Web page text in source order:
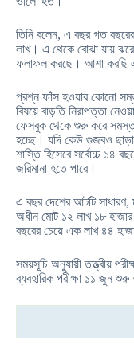
তিনি বলেন, এ বছর গত বছরের
লাখ। এ থেকে বোঝা যায় ঝরে
ফলাফল করছে। আশা করছি
প্রশ্ন ফাঁস হওয়ার কোনো
বিষয়ে বাড়তি নিরাপত্তা
ফেসবুক থেকে শুরু করে সমস্ত
হচ্ছে। যদি কেউ গুজবও
শাস্তি হিসেবে সর্বোচ্চ ১৪
জরিমানা হতে পারে।
এ বছর দেশের আটটি সাধারণ,
অধীন মোট ১২ লাখ ১৮
বছরের চেয়ে এক লাখ ৪৪
সময়সূচি অনুযায়ী তত্ত্বীয়
ব্যবহারিক পরীক্ষা ১১ জুন